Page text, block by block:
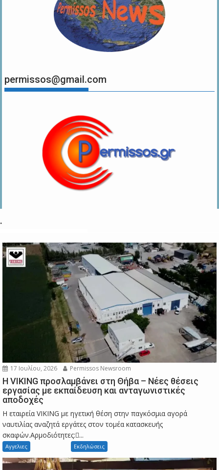
permissos@gmail.com
.
17 Ιουλίου, 2026 Permissos Newsroom
Η VIKING προσλαμβάνει στη Θήβα – Νέες θέσεις
εργασίας με εκπαίδευση και ανταγωνιστικές
αποδοχές
Η εταιρεία VIKING με ηγετική θέση στην παγκόσμια αγορά
ναυτιλίας αναζητά εργάτες στον τομέα κατασκευής
σκαφών.Αρμοδιότητες:...
Αγγελιες Εκδηλώσεις